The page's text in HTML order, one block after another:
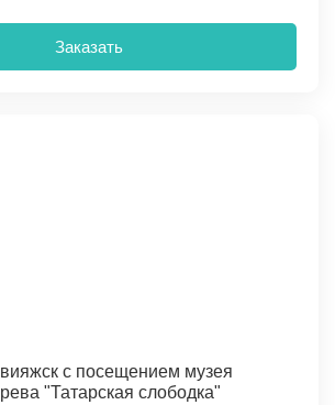
Заказать
с посещением музея
"Татарская слободка"